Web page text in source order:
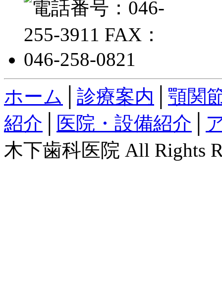
ホーム 診療案内
顎関
紹介
医院・設備紹介
木下歯科医院 All Rights